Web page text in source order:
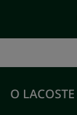
O LACOSTE